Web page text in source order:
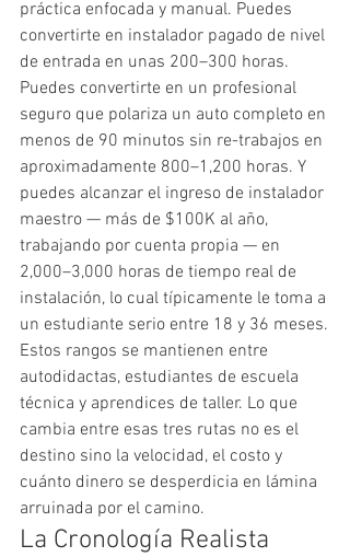
práctica enfocada y manual. Puedes
convertirte en instalador pagado de nivel
de entrada en unas 200–300 horas.
Puedes convertirte en un profesional
seguro que polariza un auto completo en
menos de 90 minutos sin re-trabajos en
aproximadamente 800–1,200 horas. Y
puedes alcanzar el ingreso de instalador
maestro — más de $100K al año,
trabajando por cuenta propia — en
2,000–3,000 horas de tiempo real de
instalación, lo cual típicamente le toma a
un estudiante serio entre 18 y 36 meses.
Estos rangos se mantienen entre
autodidactas, estudiantes de escuela
técnica y aprendices de taller. Lo que
cambia entre esas tres rutas no es el
destino sino la velocidad, el costo y
cuánto dinero se desperdicia en lámina
arruinada por el camino.
La Cronología Realista